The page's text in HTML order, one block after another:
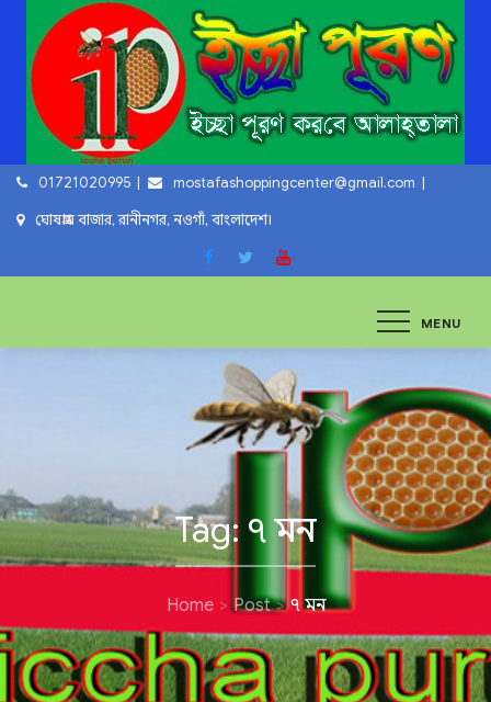
content
01721020995
mostafashoppingcenter@gmail.com
ঘোষগ্রাম বাজার, রানীনগর, নওগাঁ, বাংলাদেশ।
MENU
Tag: ৭ মন
Home Post ৭ মন